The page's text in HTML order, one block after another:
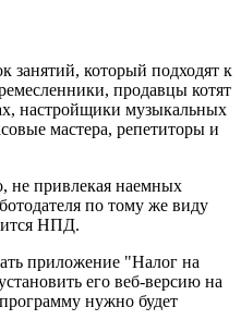
занятий, который подходят к
продавцы котят
настройщики музыкальных
мастера, репетиторы и
не привлекая наемных
по тому же виду
НПД.
приложение "Налог на
его веб-версию на
нужно будет